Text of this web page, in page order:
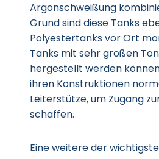
Argonschweißung
Grund sind diese Tanks
Polyestertanks vor Ort
Tanks mit sehr großen
hergestellt werden
ihren Konstruktionen
Leiterstütze, um Zugang
schaffen.
Eine weitere der